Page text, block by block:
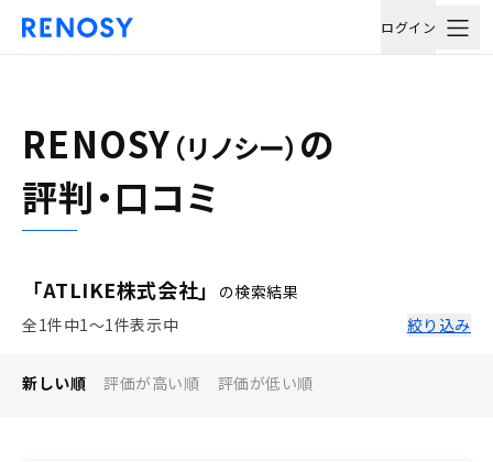
ログイン
RENOSY （リノシー） の
評判・口コミ
「ATLIKE株式会社」
の検索結果
全1件中1〜1件表示中
絞り込み
新しい順 評価が高い順 評価が低い順